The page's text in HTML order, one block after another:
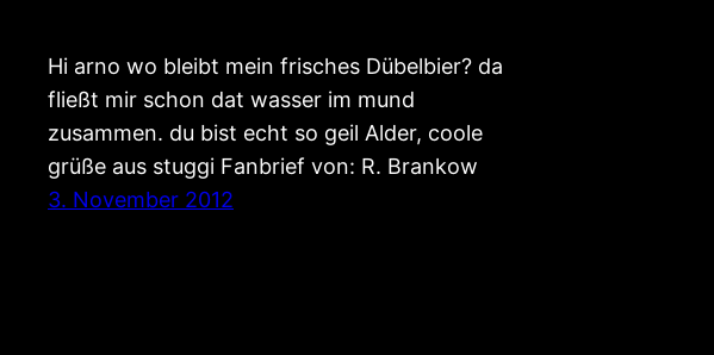
Hi arno wo bleibt mein frisches Dübelbier? da
fließt mir schon dat wasser im mund
zusammen. du bist echt so geil Alder, coole
grüße aus stuggi Fanbrief von: R. Brankow
3. November 2012